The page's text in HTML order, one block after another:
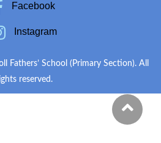
Facebook
Instagram
School (Primary Section). All
reserved.